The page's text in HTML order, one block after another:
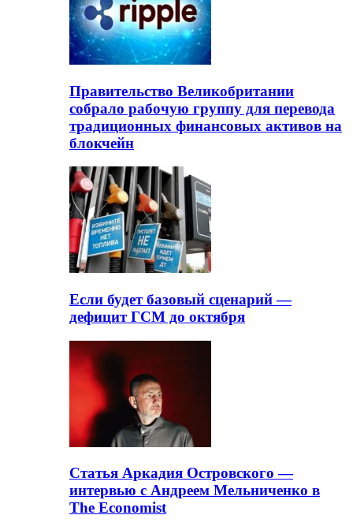
Правительство Великобритании
собрало рабочую группу для перевода
традиционных финансовых активов на
блокчейн
Если будет базовый сценарий —
дефицит ГСМ до октября
Статья Аркадия Островского —
интервью с Андреем Мельниченко в
The Economist